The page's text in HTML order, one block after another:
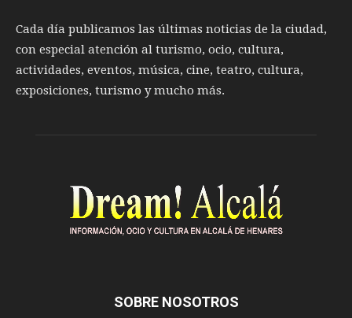
Cada día publicamos las últimas noticias de la ciudad,
con especial atención al turismo, ocio, cultura,
actividades, eventos, música, cine, teatro, cultura,
exposiciones, turismo y mucho más.
SOBRE NOSOTROS